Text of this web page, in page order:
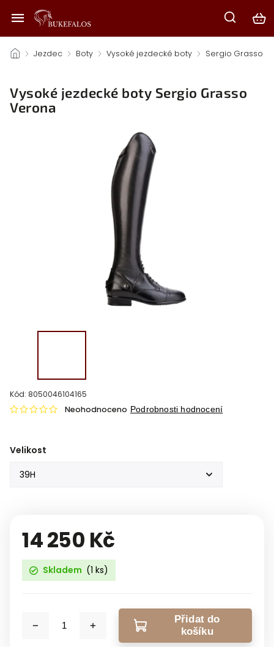
/ Jezdec / Boty / Vysoké jezdecké boty /
Sergio Grasso
Vysoké jezdecké boty Sergio Grasso
Verona
Kód: 8050046104165
Neohodnoceno Podrobnosti hodnocení
Velikost
14 250 Kč
Skladem (1 ks)
Přidat do
košíku